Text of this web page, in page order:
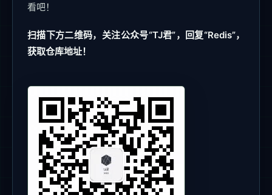
看吧！
扫描下方二维码，关注公众号“TJ君”，回复“Redis”，
获取仓库地址！